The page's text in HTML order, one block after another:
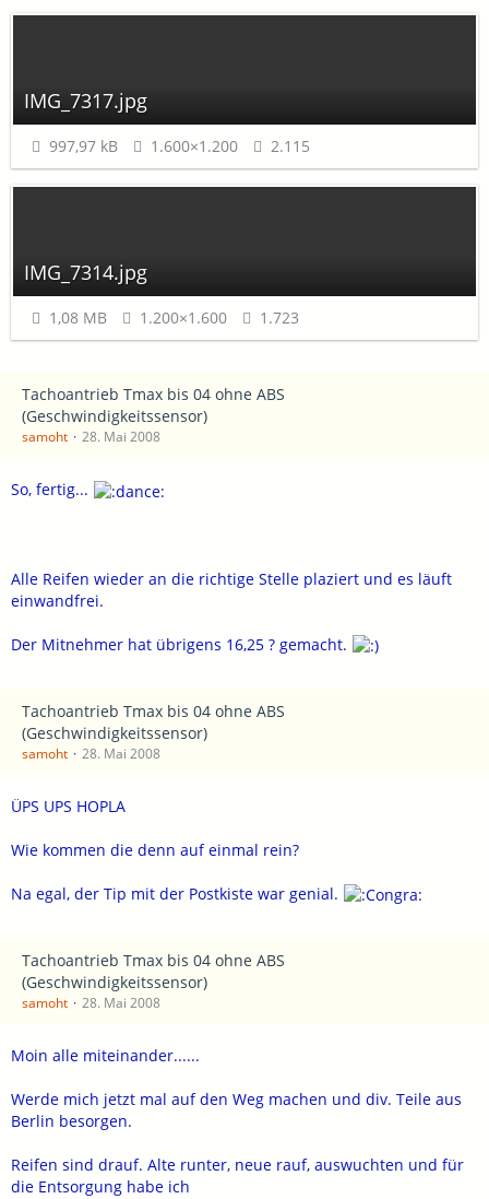
IMG_7317.jpg
997,97 kB 1.600×1.200 2.115
IMG_7314.jpg
1,08 MB 1.200×1.600 1.723
Tachoantrieb Tmax bis 04 ohne ABS
(Geschwindigkeitssensor)
samoht 28. Mai 2008
So, fertig...
Alle Reifen wieder an die richtige Stelle plaziert und es läuft
einwandfrei.
Der Mitnehmer hat übrigens 16,25 ? gemacht.
Tachoantrieb Tmax bis 04 ohne ABS
(Geschwindigkeitssensor)
samoht 28. Mai 2008
ÜPS UPS HOPLA
Wie kommen die denn auf einmal rein?
Na egal, der Tip mit der Postkiste war genial.
Tachoantrieb Tmax bis 04 ohne ABS
(Geschwindigkeitssensor)
samoht 28. Mai 2008
Moin alle miteinander......
Werde mich jetzt mal auf den Weg machen und div. Teile aus
Berlin besorgen.
Reifen sind drauf. Alte runter, neue rauf, auswuchten und für
die Entsorgung habe ich